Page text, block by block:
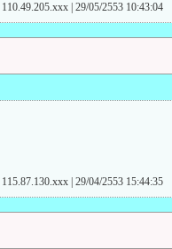
110.49.205.xxx | 29/05/2553 10:43:04
115.87.130.xxx | 29/04/2553 15:44:35